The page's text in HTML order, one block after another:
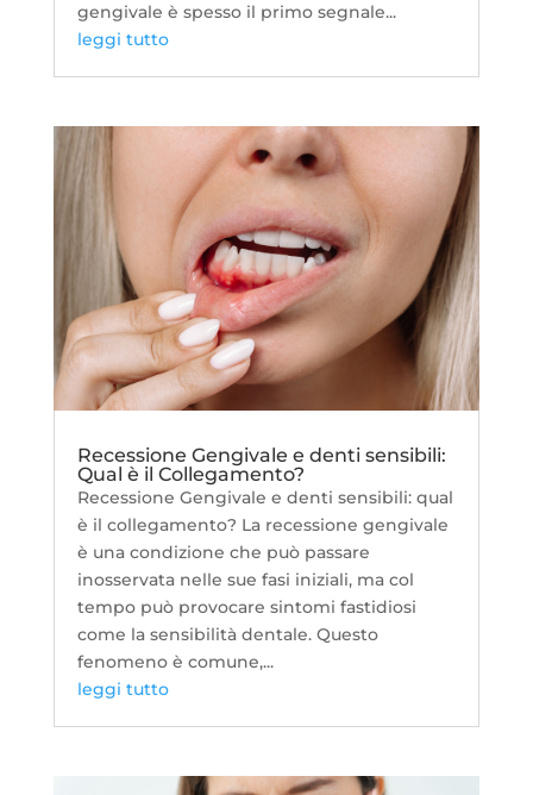
gengivale è spesso il primo segnale...
leggi tutto
Recessione Gengivale e denti sensibili:
Qual è il Collegamento?
Recessione Gengivale e denti sensibili: qual
è il collegamento? La recessione gengivale
è una condizione che può passare
inosservata nelle sue fasi iniziali, ma col
tempo può provocare sintomi fastidiosi
come la sensibilità dentale. Questo
fenomeno è comune,...
leggi tutto